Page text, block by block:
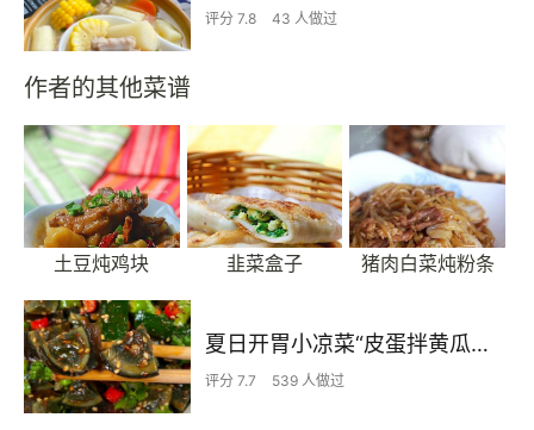
评分 7.8 43 人做过
作者的其他菜谱
土豆炖鸡块 韭菜盒子 猪肉白菜炖粉条
夏日开胃小凉菜“皮蛋拌黄瓜🥒”开胃减脂
评分 7.7 539 人做过